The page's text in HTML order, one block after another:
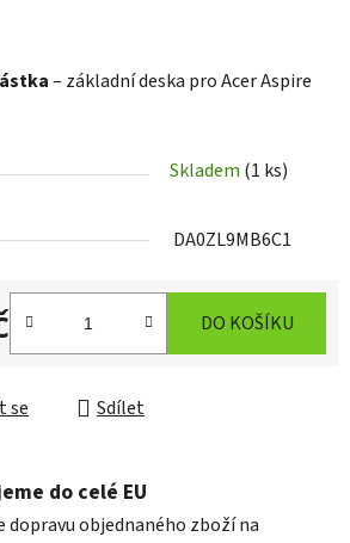
– základní deska pro Acer Aspire
Skladem (1 ks)
DA0ZL9MB6C1
DO KOŠÍKU
se Sdílet
do celé EU
dopravu objednaného zboží na